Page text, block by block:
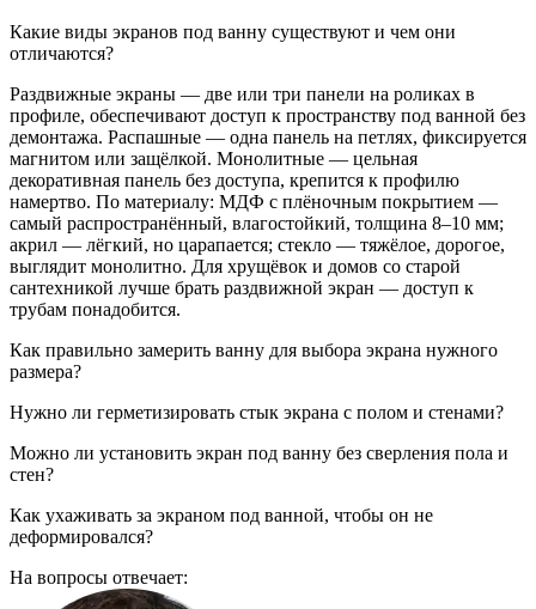
Какие виды экранов под ванну существуют и чем они
отличаются?
Раздвижные экраны — две или три панели на роликах в
профиле, обеспечивают доступ к пространству под ванной без
демонтажа. Распашные — одна панель на петлях, фиксируется
магнитом или защёлкой. Монолитные — цельная
декоративная панель без доступа, крепится к профилю
намертво. По материалу: МДФ с плёночным покрытием —
самый распространённый, влагостойкий, толщина 8–10 мм;
акрил — лёгкий, но царапается; стекло — тяжёлое, дорогое,
выглядит монолитно. Для хрущёвок и домов со старой
сантехникой лучше брать раздвижной экран — доступ к
трубам понадобится.
Как правильно замерить ванну для выбора экрана нужного
размера?
Нужно ли герметизировать стык экрана с полом и стенами?
Можно ли установить экран под ванну без сверления пола и
стен?
Как ухаживать за экраном под ванной, чтобы он не
деформировался?
На вопросы отвечает: